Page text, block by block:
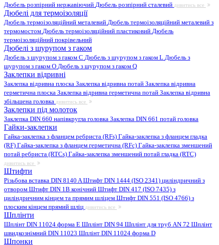
Дюбель розпірний нержавіючий Дюбель розпірний сталевий дивитись все
Дюбелі для термоізоляції
Дюбель термоізоляційний металевий Дюбель термоізоляційний металевий з
термомостом Дюбель термоізоляційний пластиковий Дюбель
термоізоляційний покрівельний
Дюбелі з шурупом з гаком
Дюбель з шурупом з гаком C Дюбель з шурупом з гаком L Дюбель з
шурупом з гаком O Дюбель з шурупом з гаком Q
Заклепки відривні
Заклепка відривна плоска Заклепка відривна потай Заклепка відривна
герметична плоска Заклепка відривна герметична потай Заклепка відривна
збільшена головка дивитись все
Заклепки під молоток
Заклепка DIN 660 напівкругла головка Заклепка DIN 661 потай головка
Гайки-заклепки
Гайка-заклепка з фланцем ребриста (RFs) Гайка-заклепка з фланцем гладка
(RF) Гайка-заклепка з фланцем герметична (RFc) Гайка-заклепка зменшений
потай ребриста (RTCs) Гайка-заклепка зменшений потай гладка (RTC)
дивитись все
Штифти
Різьбова вставка DIN 8140 AШтифт DIN 1444 (ISO 2341) циліндричний з
отвором Штифт DIN 1B конічний Штифт DIN 417 (ISO 7435) з
циліндричним кінцем та прямим шліцем Штифт DIN 551 (ISO 4766) з
плоским кінцем прямий шліц дивитись все
Шплінти
Шплінт DIN 11024 форма E Шплінт DIN 94 Шплінт для труб AN 72 Шплінт
швидкознімний DIN 11023 Шплінт DIN 11024 форма D
Шпонки